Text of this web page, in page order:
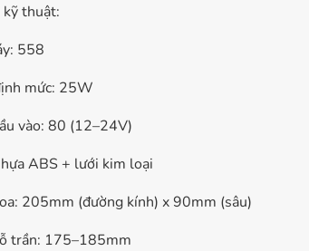
thuật:
558
mức: 25W
vào: 80 (12–24V)
ABS + lưới kim loại
205mm (đường kính) x 90mm (sâu)
trần: 175–185mm